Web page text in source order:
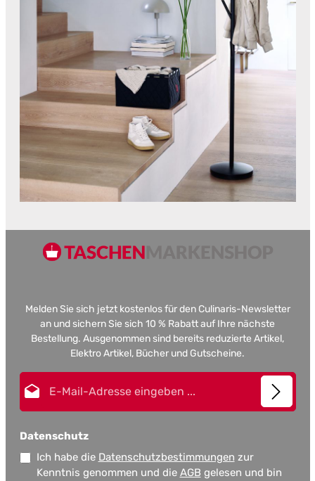
Melden Sie sich jetzt kostenlos für den Culinaris-Newsletter
an und sichern Sie sich 10 % Rabatt auf Ihre nächste
Bestellung. Ausgenommen sind bereits reduzierte Artikel,
Elektro Artikel, Bücher und Gutscheine.
Datenschutz
Ich habe die Datenschutzbestimmungen zur
Kenntnis genommen und die AGB gelesen und bin